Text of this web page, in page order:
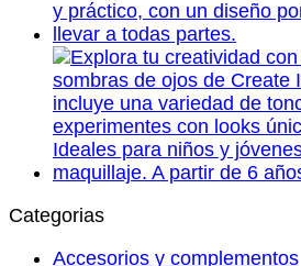
Categorias
Accesorios y complementos